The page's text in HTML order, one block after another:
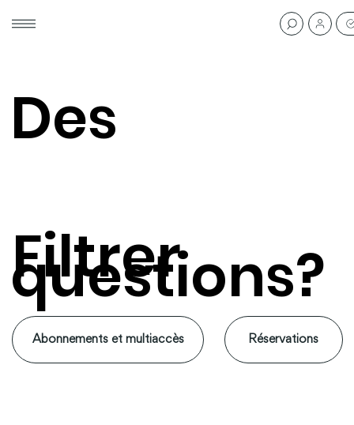
Des
questions?
Abonnements et multiaccès
Filtrer
Réservations